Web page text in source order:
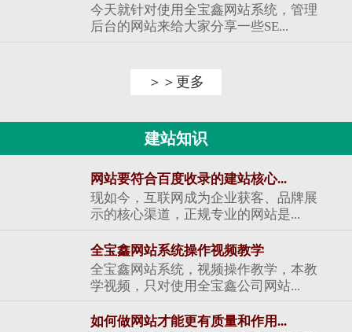
今天就针对使用全宝鑫网站系统，管理
后台的网站来给大家分享一些SE...
＞＞更多
建站知识
网站要符合百度收录的建站核心...
现如今，互联网成为企业获客、品牌展
示的核心渠道，正规专业的网站是...
全宝鑫网站系统操作视频教学
全宝鑫网站系统，视频操作教学，本教
学视频，只对使用全宝鑫公司网站...
如何做网站才能更有质量和作用...